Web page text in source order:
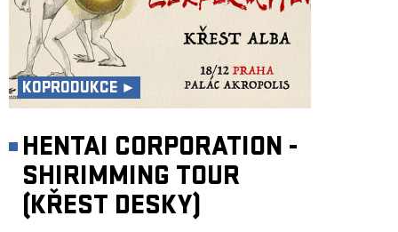
KOPRODUKCE ►
HENTAI CORPORATION -
SHIRIMMING TOUR
(KŘEST DESKY)